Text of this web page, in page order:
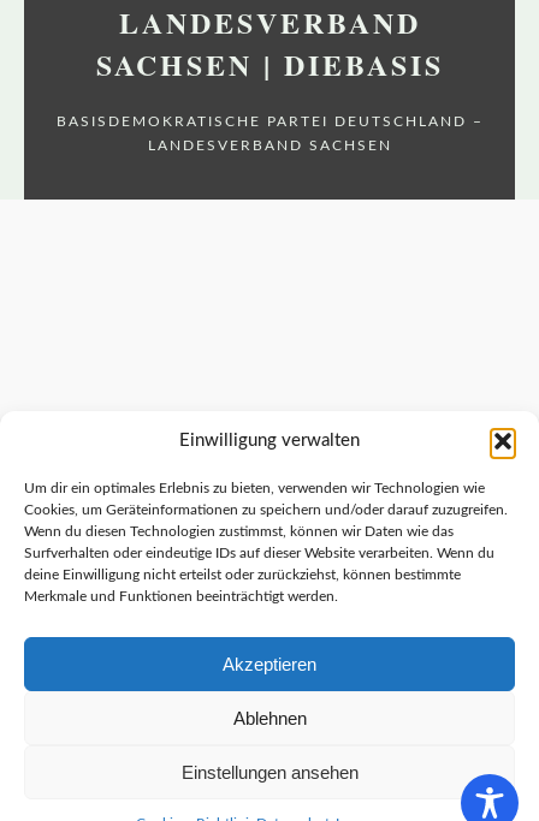
Einwilligung verwalten
Um dir ein optimales Erlebnis zu bieten, verwenden wir Technologien wie
Cookies, um Geräteinformationen zu speichern und/oder darauf zuzugreifen.
Wenn du diesen Technologien zustimmst, können wir Daten wie das
Surfverhalten oder eindeutige IDs auf dieser Website verarbeiten. Wenn du
deine Einwilligung nicht erteilst oder zurückziehst, können bestimmte
Merkmale und Funktionen beeinträchtigt werden.
Akzeptieren
Ablehnen
Einstellungen ansehen
LANDESVERBAND
SACHSEN | DIEBASIS
BASISDEMOKRATISCHE PARTEI DEUTSCHLAND –
LANDESVERBAND SACHSEN